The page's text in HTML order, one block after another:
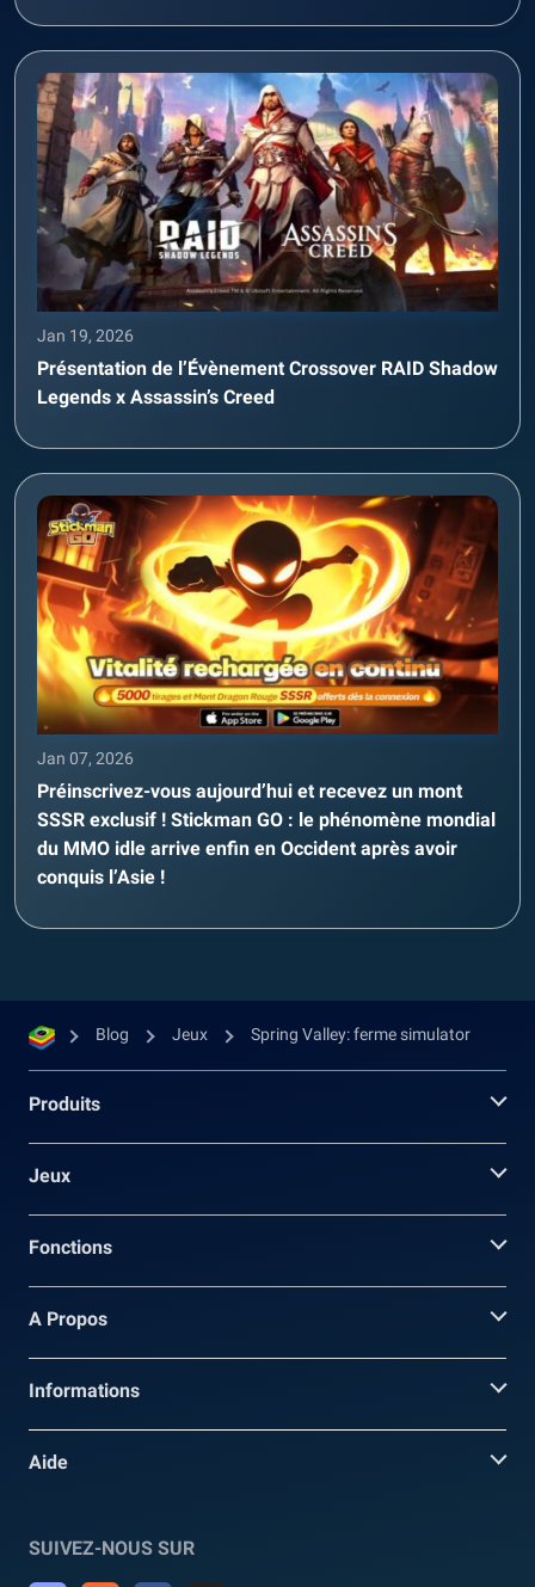
Jan 19, 2026
Présentation de l’Évènement Crossover RAID Shadow
Legends x Assassin’s Creed
Jan 07, 2026
Préinscrivez-vous aujourd’hui et recevez un mont
SSSR exclusif ! Stickman GO : le phénomène mondial
du MMO idle arrive enfin en Occident après avoir
conquis l’Asie !
Blog Jeux Spring Valley: ferme simulator
Produits
Jeux
Fonctions
A Propos
Informations
Aide
SUIVEZ-NOUS SUR